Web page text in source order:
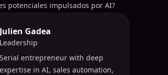
potenciales impulsados por AI?
Julien Gadea
Leadership
Serial entrepreneur with deep
expertise in AI, sales automation,